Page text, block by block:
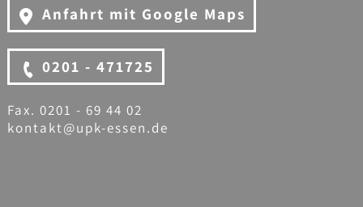
Anfahrt mit Google Maps
0201 - 471725
Fax. 0201 - 69 44 02
kontakt@upk-essen.de